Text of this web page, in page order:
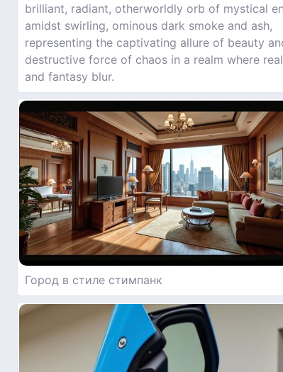
brilliant, radiant, otherworldly orb of mystical
amidst swirling, ominous dark smoke and ash,
representing the captivating allure of beauty
destructive force of chaos in a realm where
and fantasy blur.
Город в стиле стимпанк